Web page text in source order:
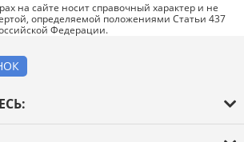
на сайте носит справочный характер и не
определяемой положениями Статьи 437
Федерации.